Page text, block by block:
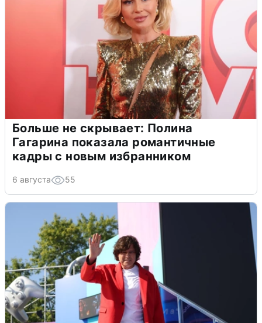
Больше не скрывает: Полина
Гагарина показала романтичные
кадры с новым избранником
6 августа 55